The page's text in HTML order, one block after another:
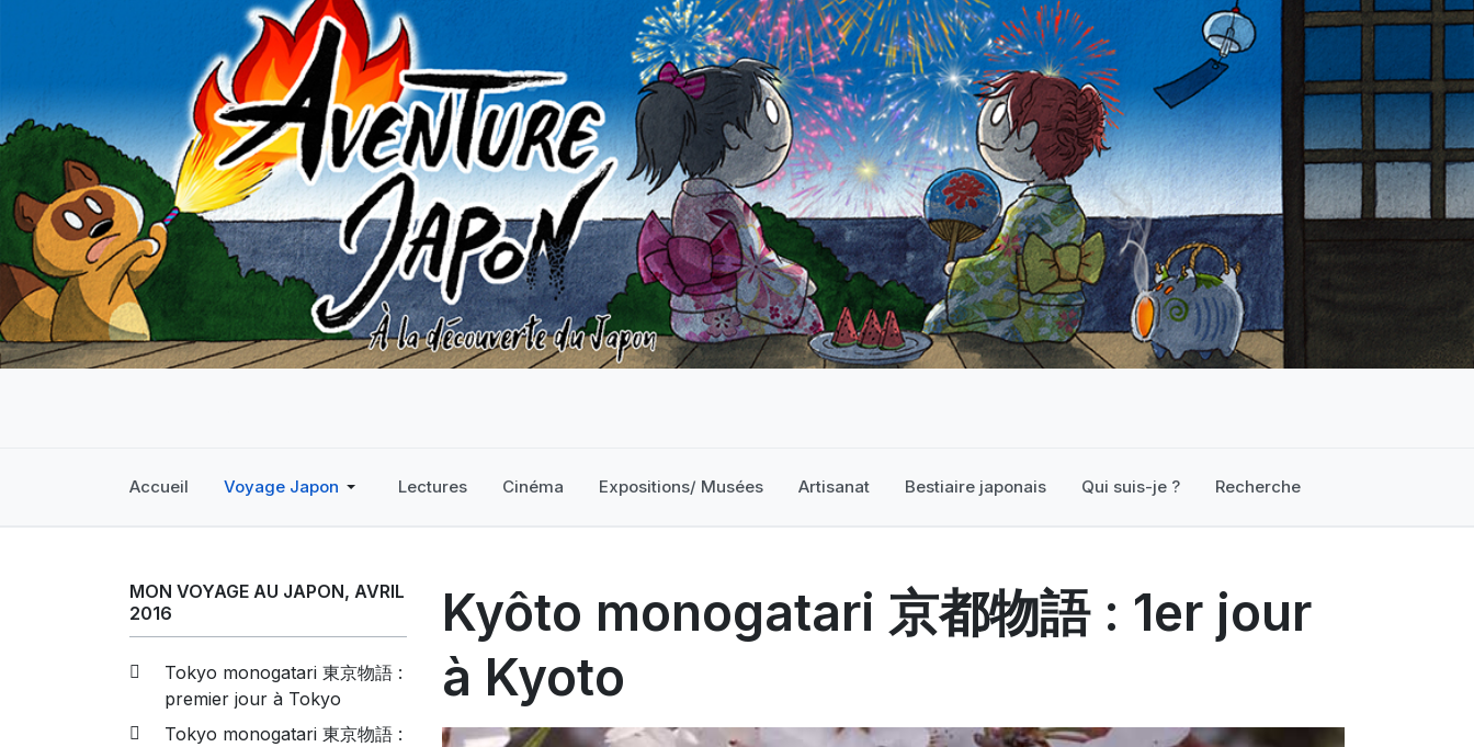
Accueil Voyage Japon Lectures Cinéma Expositions/ Musées Artisanat Bestiaire japonais Qui suis-je ? Recherche
Kyôto monogatari 京都物語 : 1er jour
à Kyoto
MON VOYAGE AU JAPON, AVRIL
2016
Tokyo monogatari 東京物語 :
premier jour à Tokyo
Tokyo monogatari 東京物語 :